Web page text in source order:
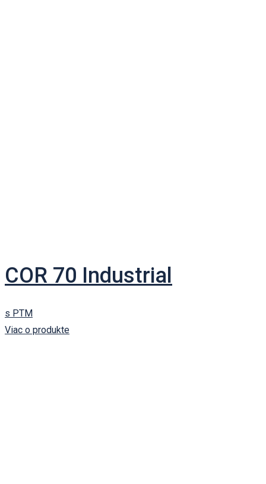
COR 70 Industrial
s PTM
Viac o produkte